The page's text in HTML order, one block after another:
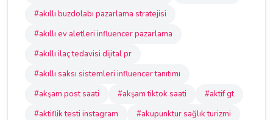
#akıllı buzdolabı pazarlama stratejisi
#akıllı ev aletleri influencer pazarlama
#akıllı ilaç tedavisi dijital pr
#akıllı saksı sistemleri influencer tanıtımı
#akşam post saati
#akşam tiktok saati
#aktif gt
#aktiflik testi instagram
#akupunktur sağlık turizmi